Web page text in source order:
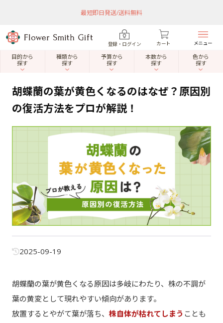
最短即日発送/送料無料
登録・ログイン カート メニュー
目的から
探す
種類から
探す
予算から
探す
本数から
探す
色から
探す
胡蝶蘭の葉が黄色くなるのはなぜ？原因別
の復活方法をプロが解説！
2025-09-19
胡蝶蘭の葉が黄色くなる原因は多岐にわたり、株の不調が
葉の黄変として現れやすい傾向があります。
放置するとやがて葉が落ち、 株自体が枯れてしまう ことも